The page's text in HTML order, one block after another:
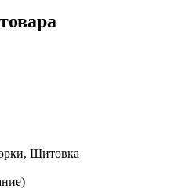
Щитовка